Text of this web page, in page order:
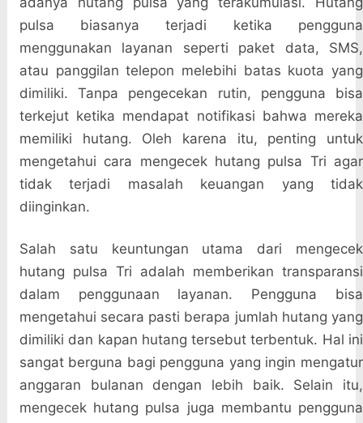
pulsa biasanya terjadi ketika pengguna
menggunakan layanan seperti paket data, SMS,
atau panggilan telepon melebihi batas kuota yang
dimiliki. Tanpa pengecekan rutin, pengguna bisa
terkejut ketika mendapat notifikasi bahwa mereka
memiliki hutang. Oleh karena itu, penting untuk
mengetahui cara mengecek hutang pulsa Tri agar
tidak terjadi masalah keuangan yang tidak
diinginkan.
Salah satu keuntungan utama dari mengecek
hutang pulsa Tri adalah memberikan transparansi
dalam penggunaan layanan. Pengguna bisa
mengetahui secara pasti berapa jumlah hutang yang
dimiliki dan kapan hutang tersebut terbentuk. Hal ini
sangat berguna bagi pengguna yang ingin mengatur
anggaran bulanan dengan lebih baik. Selain itu,
mengecek hutang pulsa juga membantu pengguna